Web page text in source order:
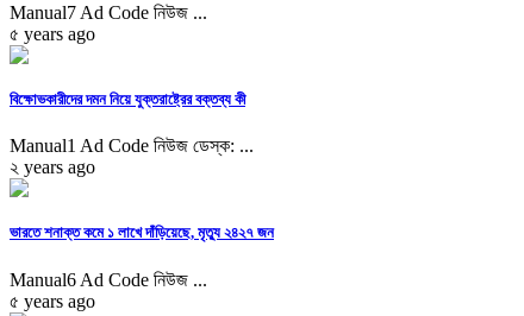
Manual7 Ad Code নিউজ ...
৫ years ago
বিক্ষোভকারীদের দমন নিয়ে যুক্তরাষ্ট্রের বক্তব্য কী
Manual1 Ad Code নিউজ ডেস্ক: ...
২ years ago
ভারতে শনাক্ত কমে ১ লাখে দাঁড়িয়েছে, মৃত্যু ২৪২৭ জন
Manual6 Ad Code নিউজ ...
৫ years ago